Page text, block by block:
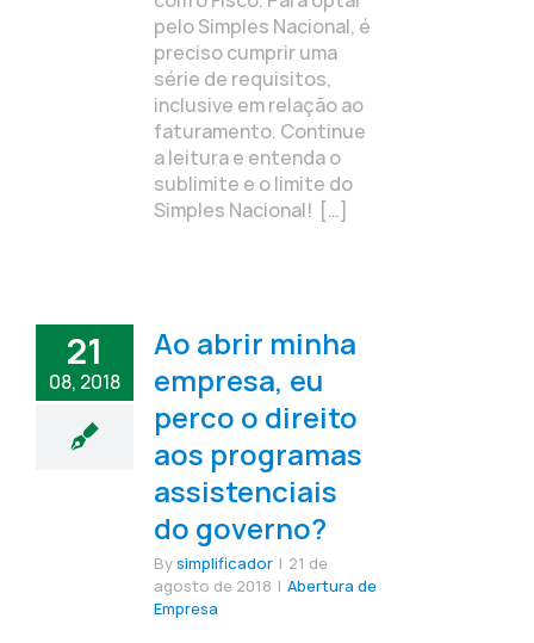
pelo Simples Nacional, é
preciso cumprir uma
série de requisitos,
inclusive em relação ao
faturamento. Continue
a leitura e entenda o
sublimite e o limite do
Simples Nacional! […]
21
08, 2018
Ao abrir minha
empresa, eu
perco o direito
aos programas
assistenciais
do governo?
Bysimplificador | 21 de
agosto de 2018 | Abertura de
Empresa